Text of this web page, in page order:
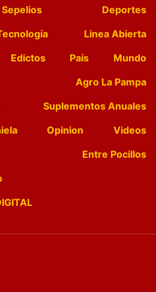
Sepelios
Deportes
Linea Abierta
Edictos País
Mundo
Agro La Pampa
Suplementos Anuales
Opinion
Videos
Entre Pocillos